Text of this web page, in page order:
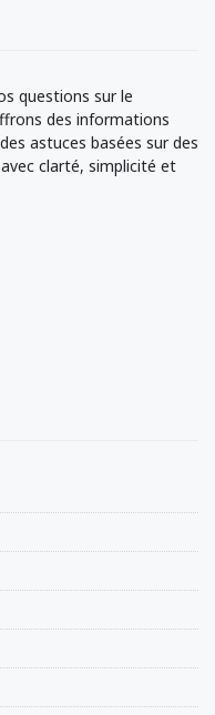
questions sur le
des informations
astuces basées sur des
clarté, simplicité et